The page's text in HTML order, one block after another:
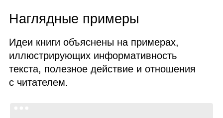
Наглядные примеры
Идеи книги объяснены на примерах,
иллюстрирующих информативность
текста, полезное действие и отношения
с читателем.